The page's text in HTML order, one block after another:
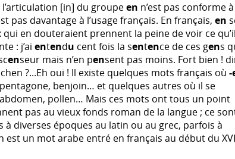
l’articulation [in] du groupeen n’est pas conforme à
pas davantage à l’usage français. En français, en
en douteraient prennent la peine de voir ce
: j’ai entendu cent fois la sentence de ces gens
enseur mais n’en pensent pas moins. Fort bien !
?...Eh oui ! Il existe quelques mots français où-
benjoin… et quelques autres où il se
pollen… Mais ces mots ont tous un point
pas au vieux fonds roman de la langue ; ce
diverses époques au latin ou au grec, parfois à
est un mot arabe entré en français au début du